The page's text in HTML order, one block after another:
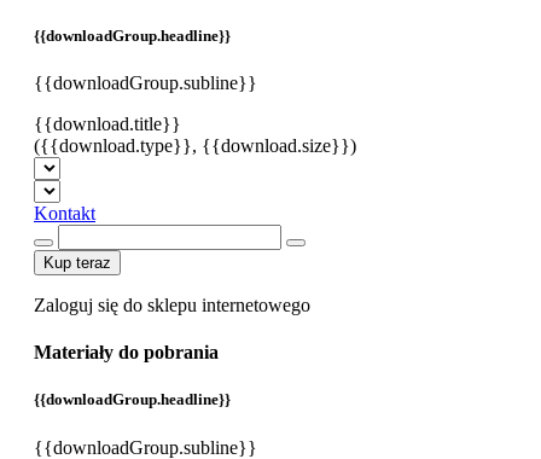
{{downloadGroup.headline}}
{{downloadGroup.subline}}
{{download.title}}
({{download.type}}, {{download.size}})
Kontakt
Kup teraz
Zaloguj się do sklepu internetowego
Materiały do pobrania
{{downloadGroup.headline}}
{{downloadGroup.subline}}